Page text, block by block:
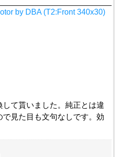
by DBA (T2:Front 340x30)
て貰いました。純正とは違
見た目も文句なしです。効